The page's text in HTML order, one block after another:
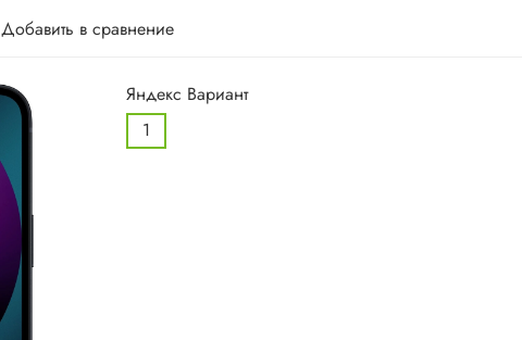
Добавить в сравнение
Яндекс Вариант
1